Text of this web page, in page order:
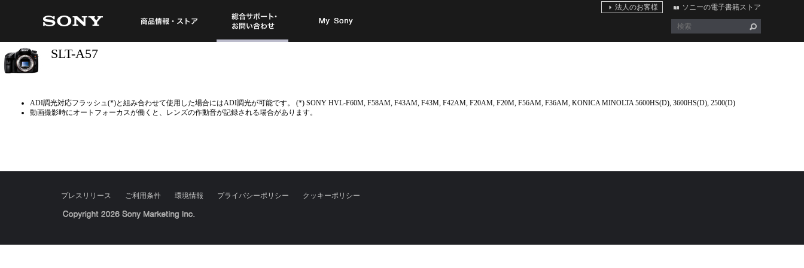
法人のお客様 ソニーの電子書籍ストア
SLT-A57
ADI調光対応フラッシュ(*)と組み合わせて使用した場合にはADI調光が可能です。 (*) SONY HVL-F60M, F58AM, F43AM, F43M, F42AM, F20AM, F20M, F56AM, F36AM, KONICA MINOLTA 5600HS(D), 3600HS(D), 2500(D)
動画撮影時にオートフォーカスが働くと、レンズの作動音が記録される場合があります。
プレスリリース ご利用条件 環境情報 プライバシーポリシー クッキーポリシー
Sony Corporation, Sony Marketing Inc.